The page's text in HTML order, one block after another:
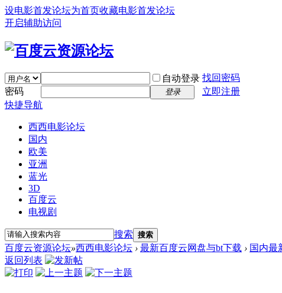
设电影首发论坛为首页收藏电影首发论坛
开启辅助访问
自动登录 找回密码
密码
登录
立即注册
快捷导航
西西电影论坛
国内
欧美
亚洲
蓝光
3D
百度云
电视剧
搜索 搜索
百度云资源论坛»西西电影论坛 › 最新百度云网盘与bt下载 › 国内最
返回列表